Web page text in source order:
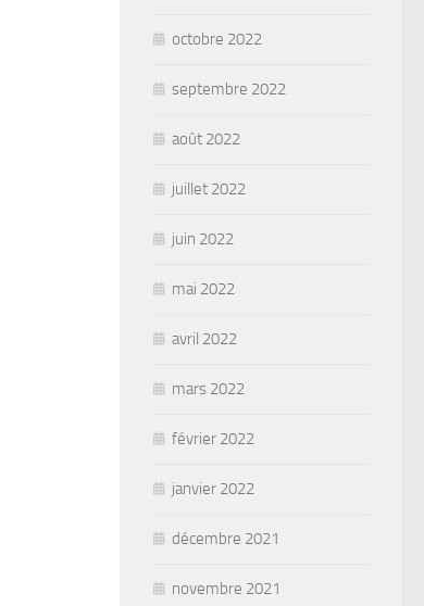
octobre 2022
septembre 2022
août 2022
juillet 2022
juin 2022
mai 2022
avril 2022
mars 2022
février 2022
janvier 2022
décembre 2021
novembre 2021